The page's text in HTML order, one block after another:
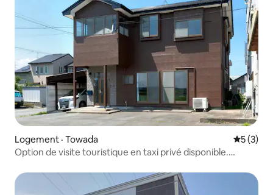
Logement · Towada Note
5 (3)
Option de visite touristique en taxi privé disponible.
Hachinohe et à Hakkoda - Expérience Airbnb publiée